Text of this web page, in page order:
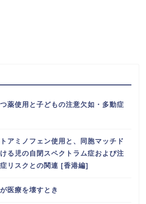
薬使用と子どもの注意欠如・多動症
アミノフェン使用と、同胞マッチド
る児の自閉スペクトラム症および注
リスクとの関連 [香港編]
医療を壊すとき